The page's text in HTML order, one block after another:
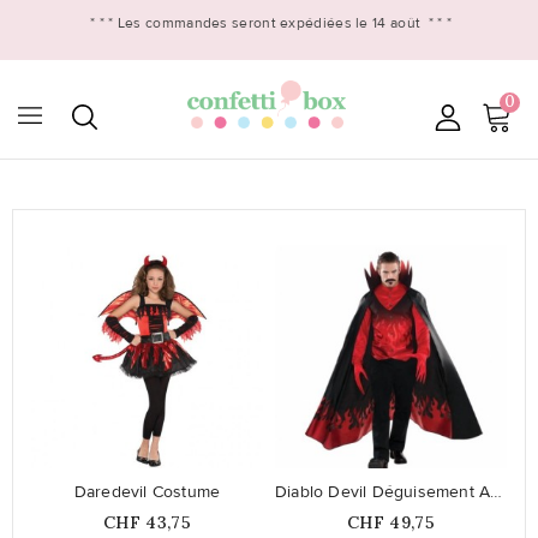
* * * Les commandes seront expédiées le 14 août * * *
0
Daredevil Costume
Prix
CHF 43,75
Diablo Devil Déguisement Adulte
Prix
CHF 49,75